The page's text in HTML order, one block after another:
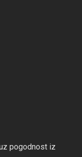
pogodnost iz